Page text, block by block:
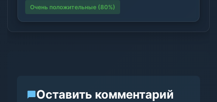
Очень положительные (80%)
Оставить комментарий